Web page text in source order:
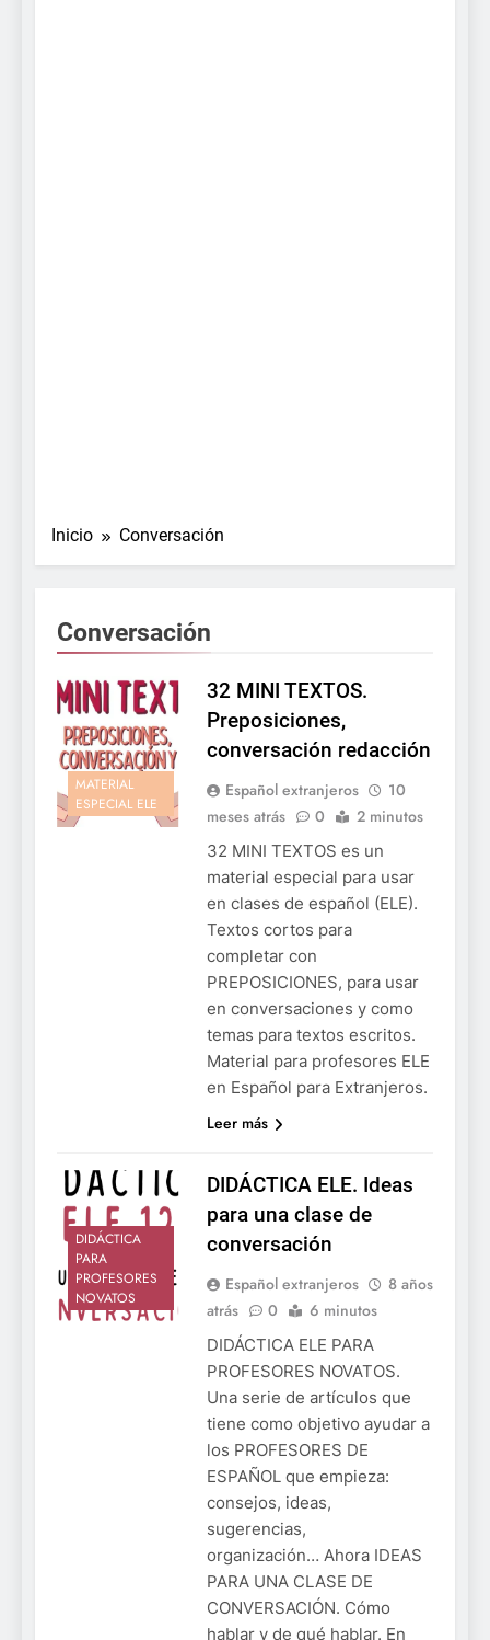
Inicio Conversación
Conversación
MATERIAL
ESPECIAL ELE
32 MINI TEXTOS.
Preposiciones,
conversación redacción
Español extranjeros
10
meses atrás
0 2 minutos
32 MINI TEXTOS es un
material especial para usar
en clases de español (ELE).
Textos cortos para
completar con
PREPOSICIONES, para usar
en conversaciones y como
temas para textos escritos.
Material para profesores ELE
en Español para Extranjeros.
Leer más
DIDÁCTICA
PARA
PROFESORES
NOVATOS
DIDÁCTICA ELE. Ideas
para una clase de
conversación
Español extranjeros
8 años
atrás
0 6 minutos
DIDÁCTICA ELE PARA
PROFESORES NOVATOS.
Una serie de artículos que
tiene como objetivo ayudar a
los PROFESORES DE
ESPAÑOL que empieza:
consejos, ideas,
sugerencias,
organización… Ahora IDEAS
PARA UNA CLASE DE
CONVERSACIÓN. Cómo
hablar y de qué hablar. En